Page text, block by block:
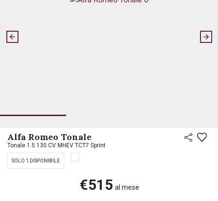
Alfa Romeo Tonale
Tonale 1.5 130 CV MHEV TCT7 Sprint
SOLO 1 DISPONIBILE
€515 al mese